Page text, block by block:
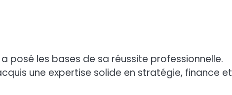
posé les bases de sa réussite professionnelle.
une expertise solide en stratégie, finance et